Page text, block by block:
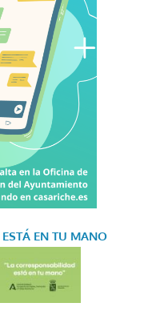
ESTÁ EN TU MANO